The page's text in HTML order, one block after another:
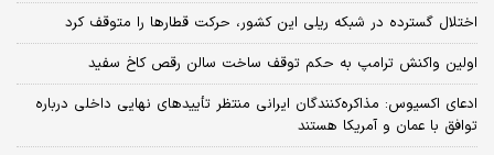
اختلال گسترده در شبکه ریلی این کشور، حرکت قطارها را متوقف کرد
اولین واکنش ترامپ به حکم توقف ساخت سالن رقص کاخ سفید
ادعای اکسیوس: مذاکره‌کنندگان ایرانی منتظر تأییدهای نهایی داخلی درباره
توافق با عمان و آمریکا هستند